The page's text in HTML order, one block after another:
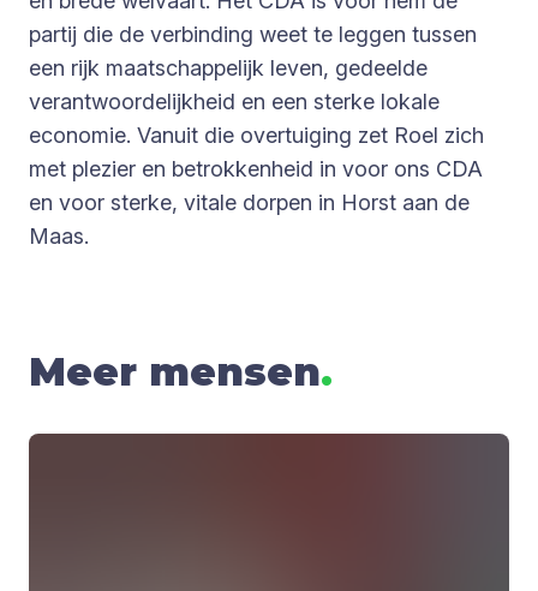
partij die de verbinding weet te leggen tussen
een rijk maatschappelijk leven, gedeelde
verantwoordelijkheid en een sterke lokale
economie. Vanuit die overtuiging zet Roel zich
met plezier en betrokkenheid in voor ons CDA
en voor sterke, vitale dorpen in Horst aan de
Maas.
Meer mensen.